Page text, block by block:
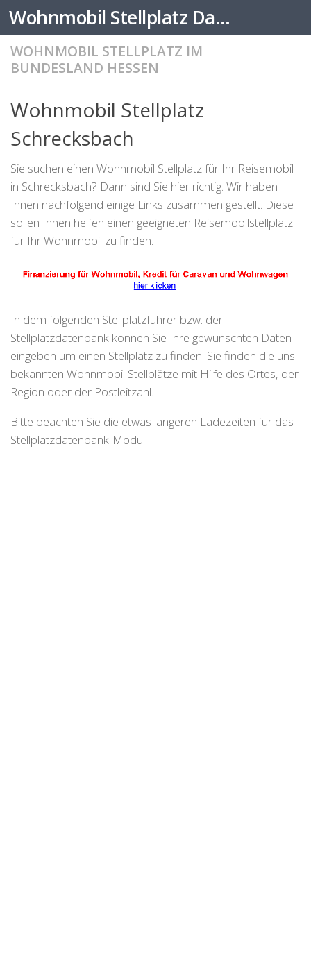
Zum Inhalt springen Wohnmobil Stellplatz Datenbank
WOHNMOBIL STELLPLATZ IM
BUNDESLAND HESSEN
Wohnmobil Stellplatz
Schrecksbach
Sie suchen einen Wohnmobil Stellplatz für Ihr Reisemobil
in Schrecksbach? Dann sind Sie hier richtig. Wir haben
Ihnen nachfolgend einige Links zusammen gestellt. Diese
sollen Ihnen helfen einen geeigneten Reisemobilstellplatz
für Ihr Wohnmobil zu finden.
In dem folgenden Stellplatzführer bzw. der
Stellplatzdatenbank können Sie Ihre gewünschten Daten
eingeben um einen Stellplatz zu finden. Sie finden die uns
bekannten Wohnmobil Stellplätze mit Hilfe des Ortes, der
Region oder der Postleitzahl.
Bitte beachten Sie die etwas längeren Ladezeiten für das
Stellplatzdatenbank-Modul.